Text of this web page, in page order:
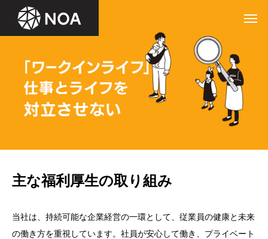
主な福利厚生の取り組み
当社は、持続可能な企業経営の一環として、従業員の健康と未来
の働き方を重視しています。社員が安心して働き、プライベート